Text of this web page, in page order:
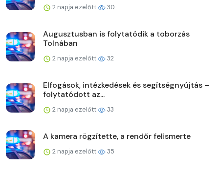
2 napja ezelőtt 30
Augusztusban is folytatódik a toborzás
Tolnában
2 napja ezelőtt 32
Elfogások, intézkedések és segítségnyújtás –
folytatódott az...
2 napja ezelőtt 33
A kamera rögzítette, a rendőr felismerte
2 napja ezelőtt 35